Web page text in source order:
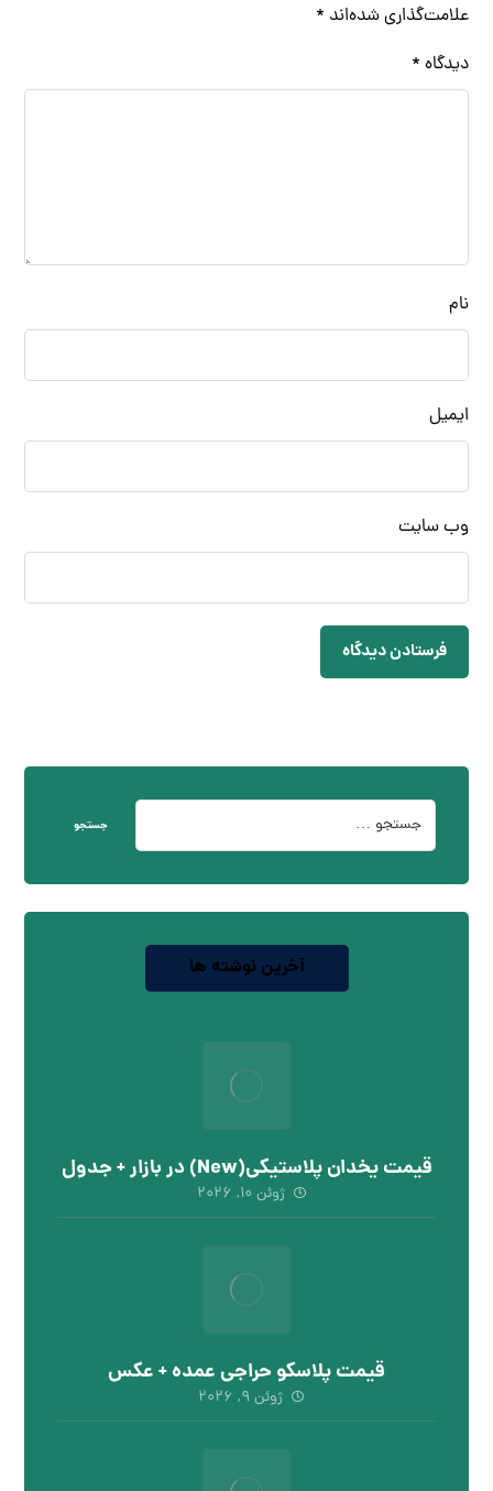
علامت‌گذاری شده‌اند *
دیدگاه *
نام
ایمیل
وب‌ سایت
فرستادن دیدگاه
جستجو
آخرین نوشته ها
قیمت یخدان پلاستیکی(New) در بازار + جدول
ژوئن ۱۰, ۲۰۲۶
قیمت پلاسکو حراجی عمده + عکس
ژوئن ۹, ۲۰۲۶